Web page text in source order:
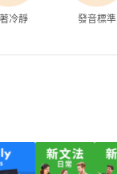
冷靜 發音標準